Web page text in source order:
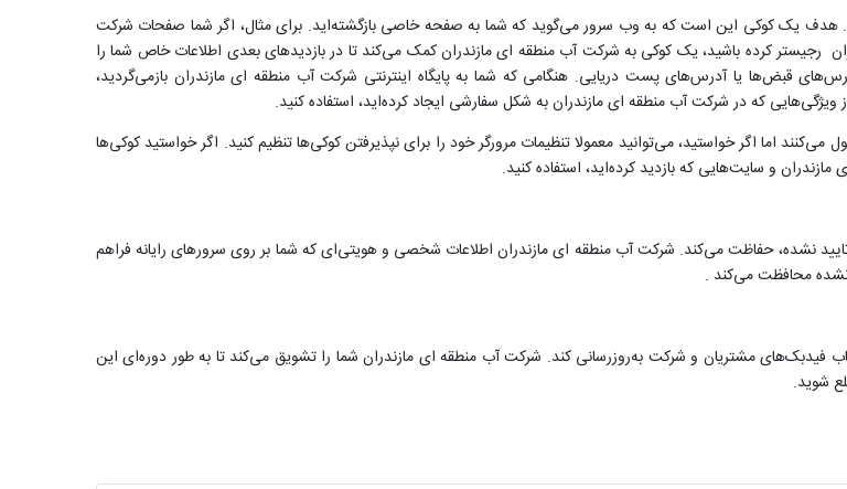
هدف یک کوکی این است که به وب سرور می‌گوید که شما به صفحه خاصی بازگشته‌اید. برای مثال، اگر شما صفحات شرکت
رجیستر کرده باشید، یک کوکی به شرکت آب منطقه ای مازندران کمک می‌کند تا در بازدیدهای بعدی اطلاعات خاص شما را
قبض‌ها یا آدرس‌های پست دریایی. هنگامی که شما به پایگاه اینترنتی شرکت آب منطقه ای مازندران بازمی‌گردید،
ویژگی‌هایی که در شرکت آب منطقه ای مازندران به شکل سفارشی ایجاد کرده‌اید، استفاده کنید.
می‌کنند اما اگر خواستید، می‌توانید معمولا تنظیمات مرورگر خود را برای نپذیرفتن کوکی‌ها تنظیم کنید. اگر خواستید کوکی‌ها
و سایت‌هایی که بازدید کرده‌اید، استفاده کنید.
نشده، حفاظت می‌کند. شرکت آب منطقه ای مازندران اطلاعات شخصی و هویتی‌ای که شما بر روی سرورهای رایانه فراهم
نشده محافظت می‌کند .
فیدبک‌های مشتریان و شرکت به‌روزرسانی کند. شرکت آب منطقه ای مازندران شما را تشویق می‌کند تا به طور دوره‌ای این
شوید.